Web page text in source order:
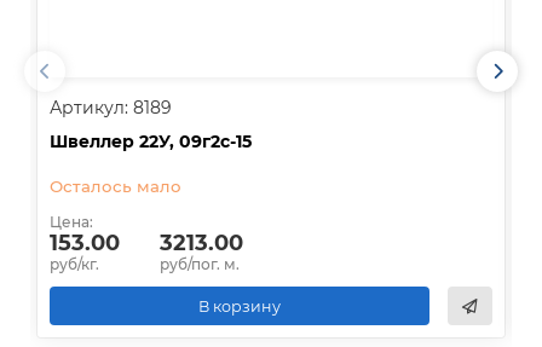
Артикул: 8189
Швеллер 22У, 09г2с-15
Осталось мало
Цена:
153.00
руб/кг.
3213.00
руб/пог. м.
В корзину